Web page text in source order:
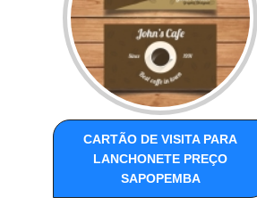
CARTÃO DE VISITA PARA
LANCHONETE PREÇO
SAPOPEMBA